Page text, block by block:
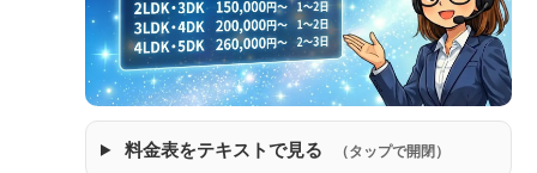
料金表をテキストで見る （タップで開閉）